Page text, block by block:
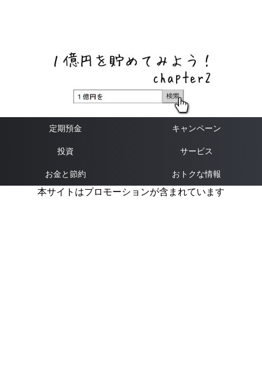
定期預金 キャンペーン
投資 サービス
お金と節約 おトクな情報
本サイトはプロモーションが含まれています